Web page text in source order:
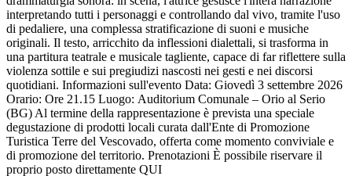
interpretando tutti i personaggi e controllando dal vivo, tramite l'uso
di pedaliere, una complessa stratificazione di suoni e musiche
originali. Il testo, arricchito da inflessioni dialettali, si trasforma in
una partitura teatrale e musicale tagliente, capace di far riflettere sulla
violenza sottile e sui pregiudizi nascosti nei gesti e nei discorsi
quotidiani. Informazioni sull'evento Data: Giovedì 3 settembre 2026
Orario: Ore 21.15 Luogo: Auditorium Comunale – Orio al Serio
(BG) Al termine della rappresentazione è prevista una speciale
degustazione di prodotti locali curata dall'Ente di Promozione
Turistica Terre del Vescovado, offerta come momento conviviale e
di promozione del territorio. Prenotazioni È possibile riservare il
proprio posto direttamente QUI